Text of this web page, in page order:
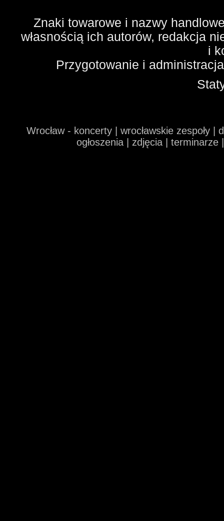
Znaki towarowe i nazwy
własnością ich autorów, redakcja
i
Przygotowanie i
Wrocław - koncerty | wrocławskie zespoły
ogłoszenia | zdjęcia |